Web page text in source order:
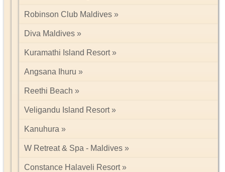
Robinson Club Maldives
Diva Maldives
Kuramathi Island Resort
Angsana Ihuru
Reethi Beach
Veligandu Island Resort
Kanuhura
W Retreat & Spa - Maldives
Constance Halaveli Resort